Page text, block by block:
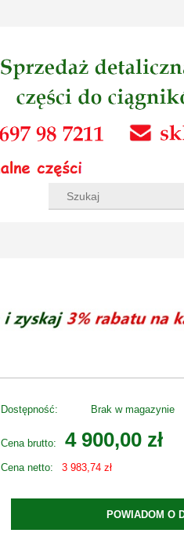
Dostępność: Brak w magazynie
Cena brutto: 4 900,00 zł
Cena netto: 3 983,74 zł
POWIADOM O